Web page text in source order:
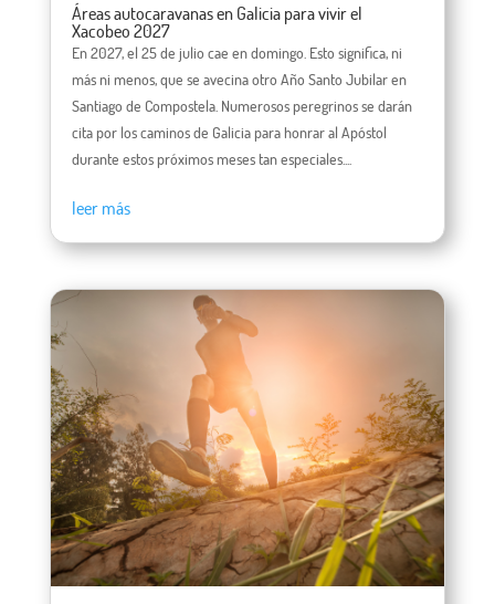
Áreas autocaravanas en Galicia para vivir el
Xacobeo 2027
En 2027, el 25 de julio cae en domingo. Esto significa, ni
más ni menos, que se avecina otro Año Santo Jubilar en
Santiago de Compostela. Numerosos peregrinos se darán
cita por los caminos de Galicia para honrar al Apóstol
durante estos próximos meses tan especiales....
leer más